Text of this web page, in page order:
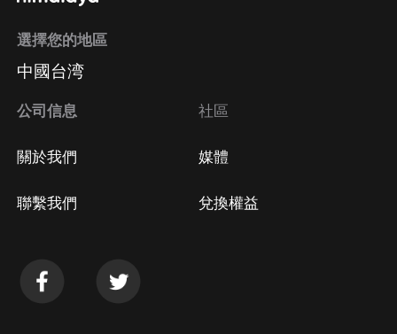
選擇您的地區
中國台湾
公司信息
關於我們
聯繫我們
社區
媒體
兌換權益